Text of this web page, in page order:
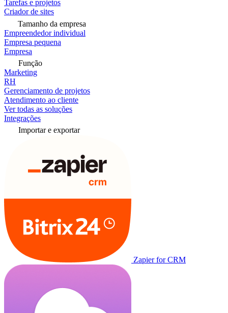
Tarefas e projetos
Criador de sites
Tamanho da empresa
Empreendedor individual
Empresa pequena
Empresa
Função
Marketing
RH
Gerenciamento de projetos
Atendimento ao cliente
Ver todas as soluções
Integrações
Importar e exportar
Zapier for CRM